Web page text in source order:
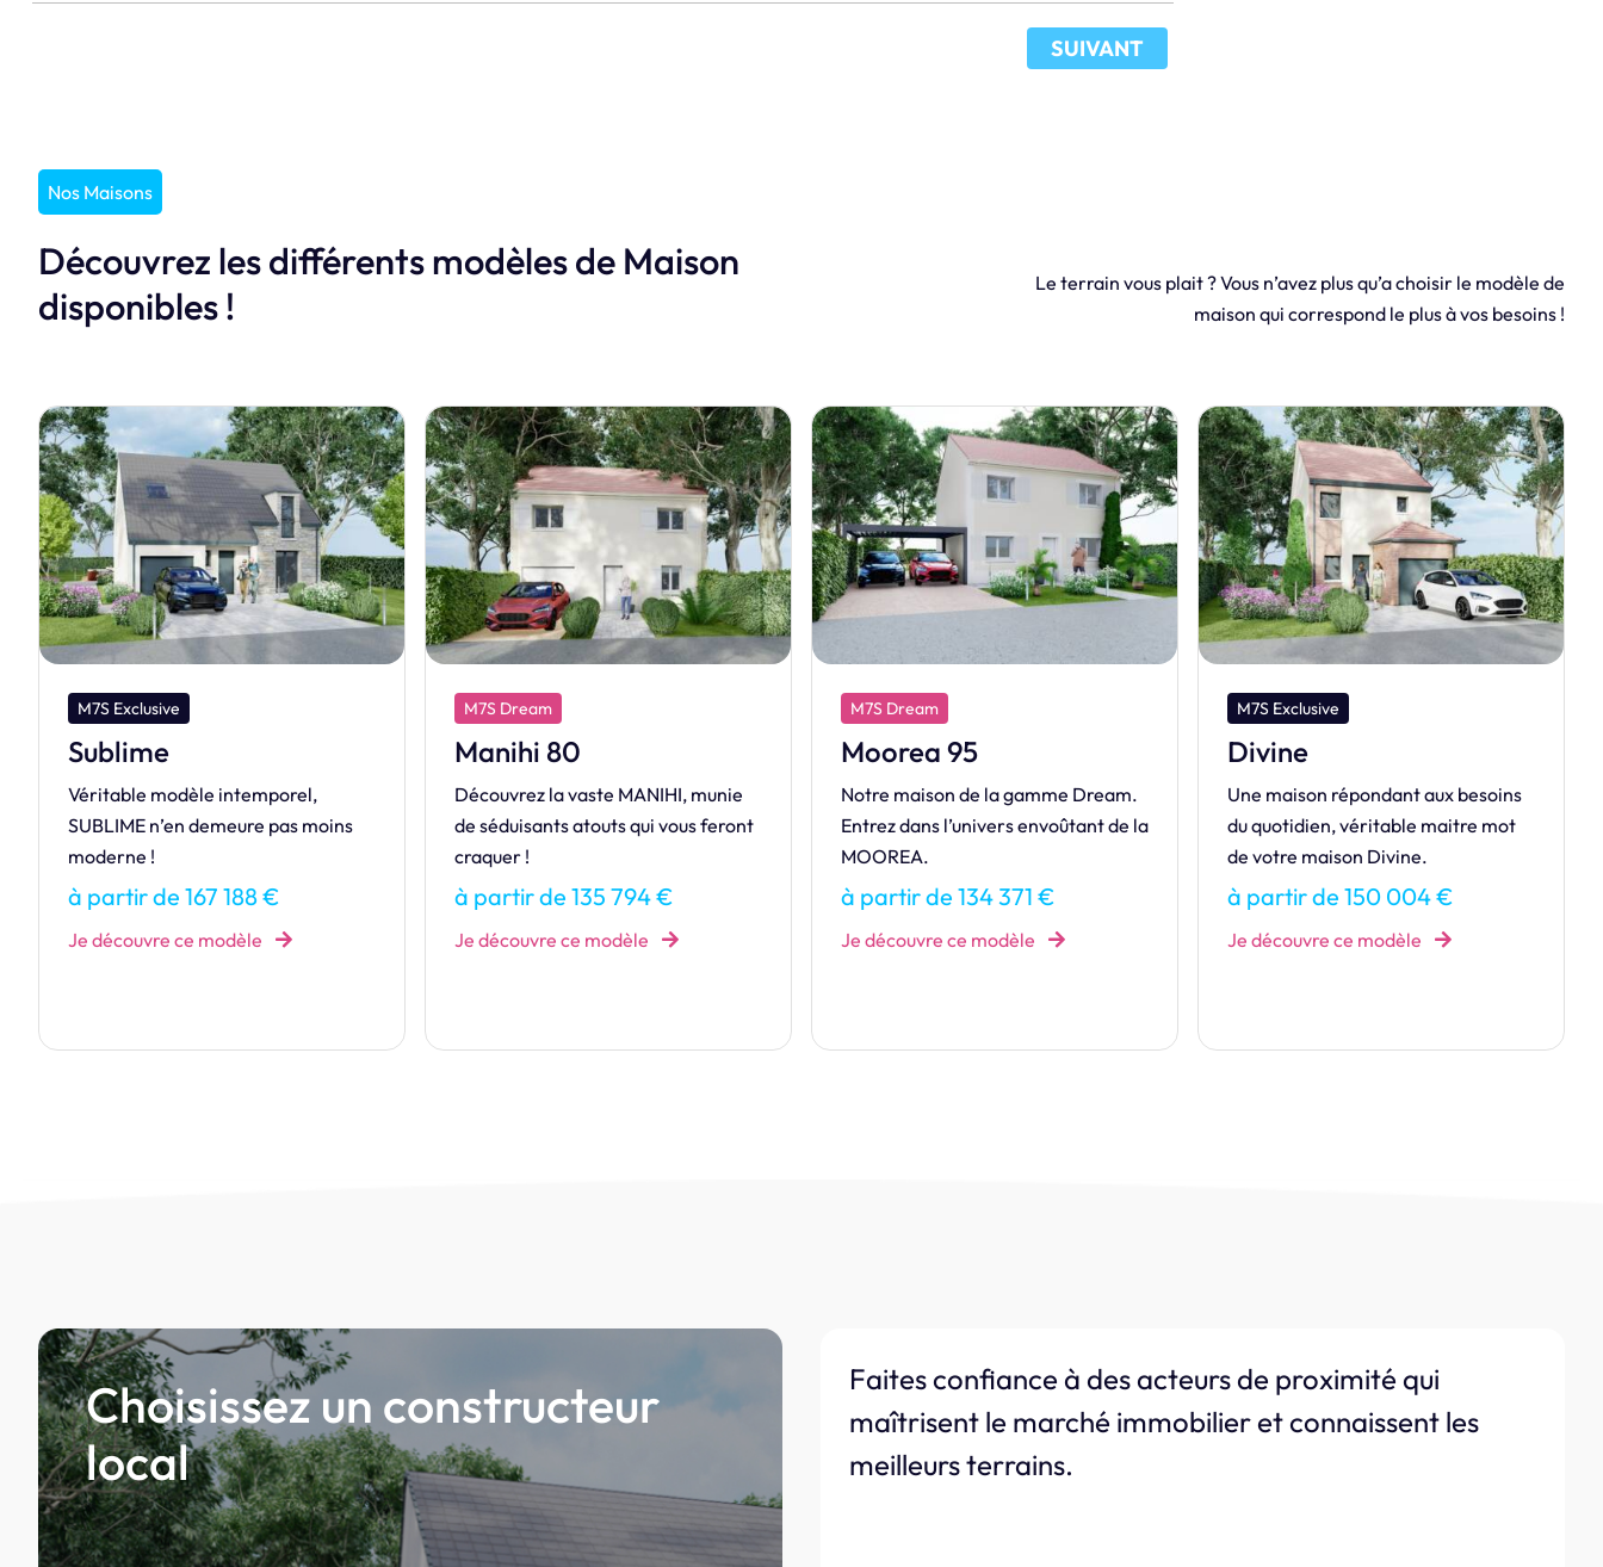
SUIVANT
Nos Maisons
Découvrez les différents modèles de Maison
disponibles !
Le terrain vous plait ? Vous n’avez plus qu’a choisir le modèle de
maison qui correspond le plus à vos besoins !
M7S Exclusive
Sublime
Véritable modèle intemporel,
SUBLIME n’en demeure pas moins
moderne !
à partir de 167 188 €
Je découvre ce modèle
M7S Dream
Manihi 80
Découvrez la vaste MANIHI, munie
de séduisants atouts qui vous feront
craquer !
à partir de 135 794 €
Je découvre ce modèle
M7S Dream
Moorea 95
Notre maison de la gamme Dream.
Entrez dans l’univers envoûtant de la
MOOREA.
à partir de 134 371 €
Je découvre ce modèle
M7S Exclusive
Divine
Une maison répondant aux besoins
du quotidien, véritable maitre mot
de votre maison Divine.
à partir de 150 004 €
Je découvre ce modèle
Choisissez un constructeur
local
Faites confiance à des acteurs de proximité qui
maîtrisent le marché immobilier et connaissent les
meilleurs terrains.